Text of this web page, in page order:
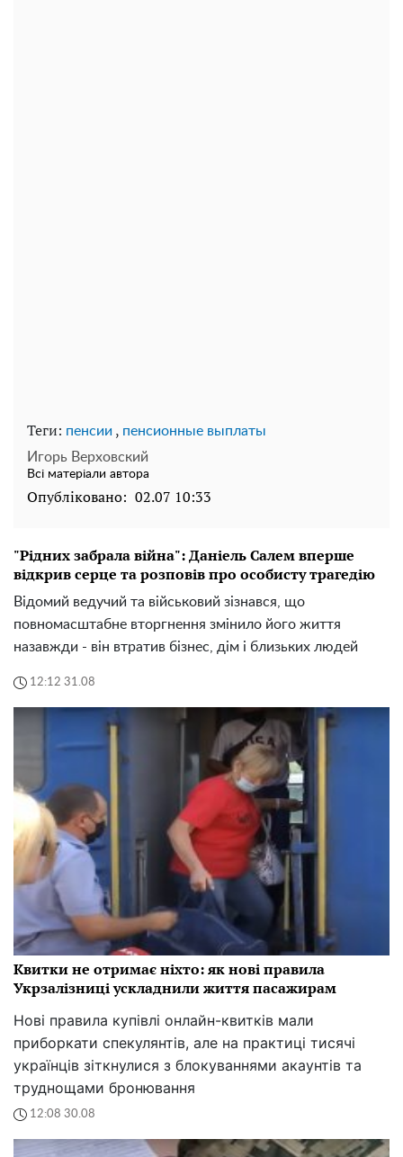
Теги: пенсии , пенсионные выплаты
Игорь Верховский
Всі матеріали автора
Опубліковано: 02.07 10:33
"Рідних забрала війна": Даніель Салем вперше
відкрив серце та розповів про особисту трагедію
Відомий ведучий та військовий зізнався, що
повномасштабне вторгнення змінило його життя
назавжди - він втратив бізнес, дім і близьких людей
12:12 31.08
Квитки не отримає ніхто: як нові правила
Укрзалізниці ускладнили життя пасажирам
Нові правила купівлі онлайн-квитків мали
приборкати спекулянтів, але на практиці тисячі
українців зіткнулися з блокуваннями акаунтів та
труднощами бронювання
12:08 30.08